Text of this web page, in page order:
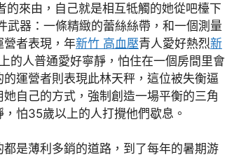
的來由，自己就是相互牴觸的她從吧檯下
武器：一條精緻的蕾絲絲帶，和一個測量
營者表現，年新竹 高血壓青人愛好熱烈新
的人普通愛好寧靜，怕住在一個房間里會
運營者則表現此林天秤，這位被失衡逼
自己的方式，強制創造一場平衡的三角
怕35歲以上的人打攪他們歇息。
是薄利多銷的道路，到了每年的暑期游